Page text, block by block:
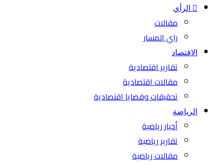
الرأي
مقالات
راي المسار
الاقتصاد
تقارير اقتصادية
مقالات اقتصادية
تحقيقات وقضايا اقتصادية
الرياضة
أخبار رياضية
تقارير رياضية
مقالات رياضية